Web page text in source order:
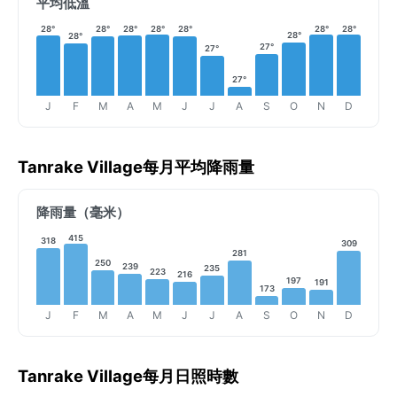
28°
J
28°
F
28°
M
28°
A
28°
M
28°
J
27°
J
27°
A
27°
S
28°
O
28°
N
28°
D
Tanrake Village每月平均降雨量
降雨量（毫米）
318
J
415
F
250
M
239
A
223
M
216
J
235
J
281
A
173
S
197
O
191
N
309
D
Tanrake Village每月日照時數